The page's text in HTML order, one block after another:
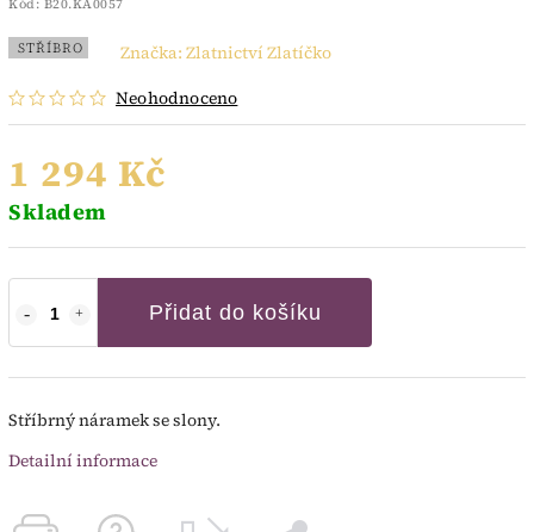
Kód: B20.KA0057
STŘÍBRO
Neohodnoceno
Značka: Zlatnictví Zlatíčko
1 294 Kč
Skladem
Přidat do košíku
Stříbrný náramek se slony.
Detailní informace